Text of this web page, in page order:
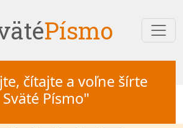
Písmo
čítajte a voľne šírte
Sväté Písmo"